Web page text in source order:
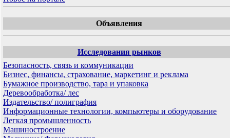
Объявления
Исследования рынков
Безопасность, связь и коммуникации
Бизнес, финансы, страхование, маркетинг и реклама
Бумажное производство, тара и упаковка
Деревообработка/ лес
Издательство/ полиграфия
Информационные технологии, компьютеры и оборудование
Легкая промышленность
Машиностроение